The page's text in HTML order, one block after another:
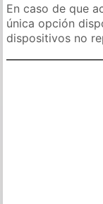
En caso de que
única opción
dispositivos no